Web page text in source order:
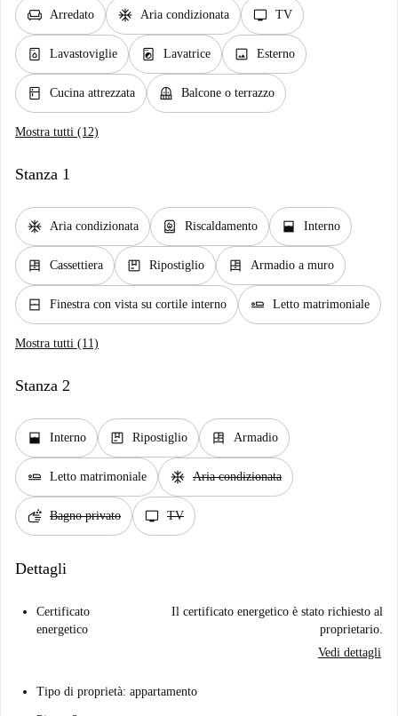
chair Arredato ac_unit Aria condizionata tv TV
dishwasher_gen Lavastoviglie local_laundry_service Lavatrice image Esterno
kitchen Cucina attrezzata balcony Balcone o terrazzo
Mostra tutti (12)
Stanza 1
ac_unit Aria condizionata water_heater Riscaldamento window_open Interno
dresser Cassettiera package Ripostiglio dresser Armadio a muro
window_closed Finestra con vista su cortile interno airline_seat_flat Letto matrimoniale
Mostra tutti (11)
Stanza 2
window_open Interno package Ripostiglio dresser Armadio
airline_seat_flat Letto matrimoniale ac_unit Aria condizionata
soap Bagno privato tv TV
Dettagli
Certificato
energetico
Il certificato energetico è stato richiesto al
proprietario.
Vedi dettagli
Tipo di proprietà: appartamento